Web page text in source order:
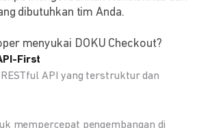
dibutuhkan tim Anda.
menyukai DOKU Checkout?
First
API yang terstruktur dan
mempercepat pengembangan di